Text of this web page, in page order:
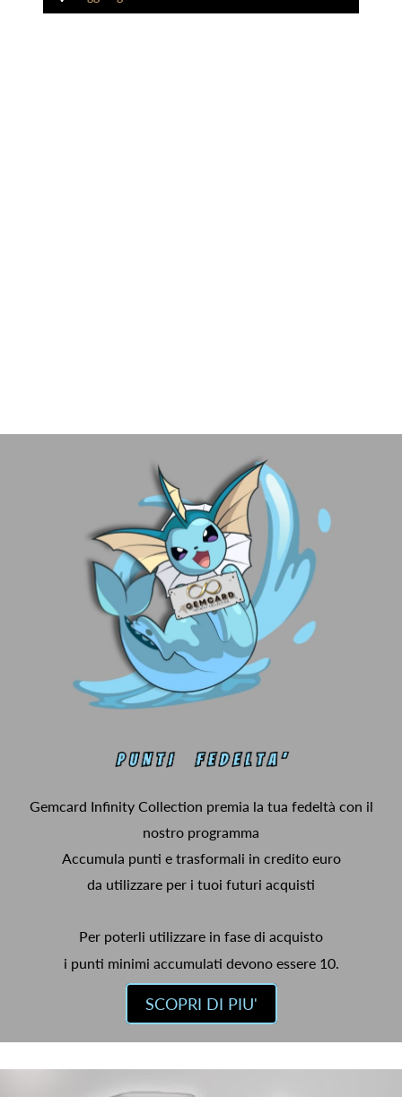
Gemcard Infinity Collection premia la tua fedeltà con il
nostro programma
Accumula punti e trasformali in credito euro
da utilizzare per i tuoi futuri acquisti
Per poterli utilizzare in fase di acquisto
i punti minimi accumulati devono essere 10.
SCOPRI DI PIU'